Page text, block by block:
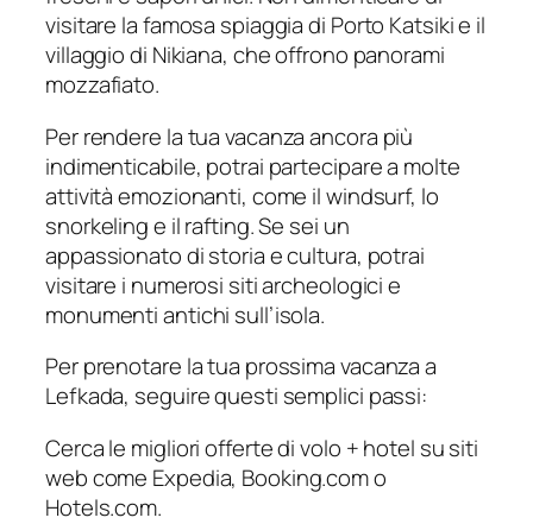
visitare la famosa spiaggia di Porto Katsiki e il
villaggio di Nikiana, che offrono panorami
mozzafiato.
Per rendere la tua vacanza ancora più
indimenticabile, potrai partecipare a molte
attività emozionanti, come il windsurf, lo
snorkeling e il rafting. Se sei un
appassionato di storia e cultura, potrai
visitare i numerosi siti archeologici e
monumenti antichi sull’isola.
Per prenotare la tua prossima vacanza a
Lefkada, seguire questi semplici passi:
Cerca le migliori offerte di volo + hotel su siti
web come Expedia, Booking.com o
Hotels.com.